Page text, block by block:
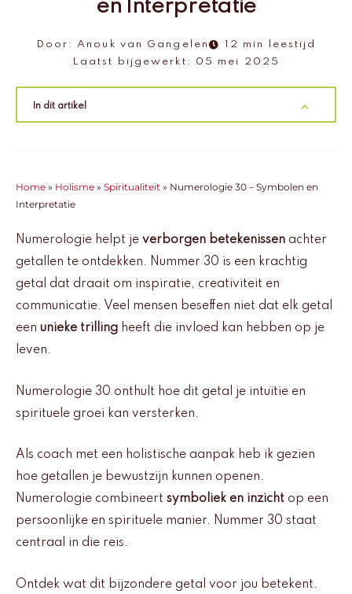
en Interpretatie
Door: Anouk van Gangelen
12 min leestijd
Laatst bijgewerkt:
05 mei 2025
In dit artikel
Home » Holisme » Spiritualiteit » Numerologie 30 – Symbolen en
Interpretatie
Numerologie helpt je verborgen betekenissen achter
getallen te ontdekken. Nummer 30 is een krachtig
getal dat draait om inspiratie, creativiteit en
communicatie. Veel mensen beseffen niet dat elk getal
een unieke trilling heeft die invloed kan hebben op je
leven.
Numerologie 30 onthult hoe dit getal je intuïtie en
spirituele groei kan versterken.
Als coach met een holistische aanpak heb ik gezien
hoe getallen je bewustzijn kunnen openen.
Numerologie combineert symboliek en inzicht op een
persoonlijke en spirituele manier. Nummer 30 staat
centraal in die reis.
Ontdek wat dit bijzondere getal voor jou betekent.